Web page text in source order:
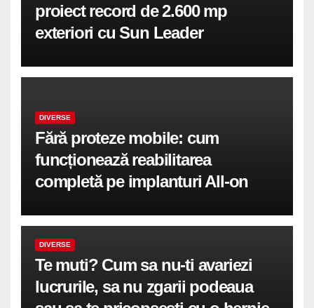
proiect record de 2.600 mp
exteriori cu Sun Leader
DIVERSE
Fără proteze mobile: cum
funcționează reabilitarea
completă pe implanturi All-on
DIVERSE
Te muti? Cum sa nu-ti avariezi
lucrurile, sa nu zgarii podeaua